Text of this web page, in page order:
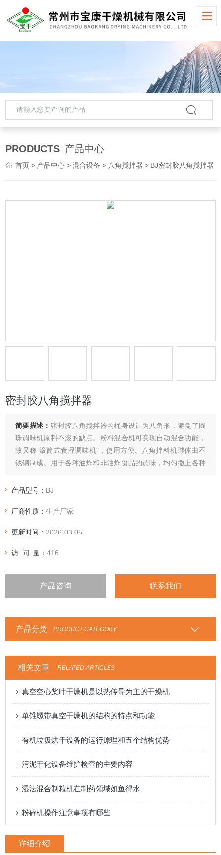
PRODUCTS 产品中心
首页 > 产品中心 >混合设备 > 八角搅拌器 > BJ密封胶八角搅拌器
密封胶八角搅拌器
简要描述： 密封胶八角搅拌器的桶身设计为八角形，避免了圆
珠调味机原料不滚的缺点。粉料混合机可实现自动混合功能，
故又称“滚筒式食品调味机"，使用方便。八角拌料机球体由不
锈钢制成。用于各种油炸和非油炸食品的调味，均匀撒上各种
电机，齿轮传动，使油炸食品不碎。自动搅拌，搅拌均匀，操
产品型号： BJ
厂商性质：生产厂家
更新时间： 2026-03-05
访 问 量：416
产品咨询 联系我们
产品分类 PRODUCT CATEGORY
相关文章 RELATED ARTICLES
真空空心桨叶干燥机是以热传导为主的干燥机
单锥螺带真空干燥机的结构的特点和功能
有机垃圾烘干设备的运行原理和五个结构优势
污泥干化设备维护检查的主要内容
湿法混合制粒机在制药领域如鱼得水
粉碎机操作注意事项有哪些
详细介绍